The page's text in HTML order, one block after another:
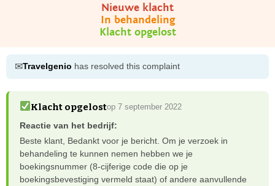
Nieuwe klacht
In behandeling
Klacht opgelost
✉Travelgenio has resolved this complaint
Klacht opgelostop 7 september 2022
Reactie van het bedrijf:
Beste klant, Bedankt voor je bericht. Om je verzoek in
behandeling te kunnen nemen hebben we je
boekingsnummer (8-cijferige code die op je
boekingsbevestiging vermeld staat) of andere aanvullende